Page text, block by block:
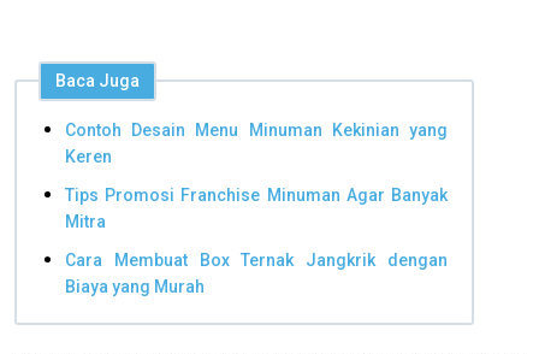
Baca Juga
Contoh Desain Menu Minuman Kekinian yang
Keren
Tips Promosi Franchise Minuman Agar Banyak
Mitra
Cara Membuat Box Ternak Jangkrik dengan
Biaya yang Murah